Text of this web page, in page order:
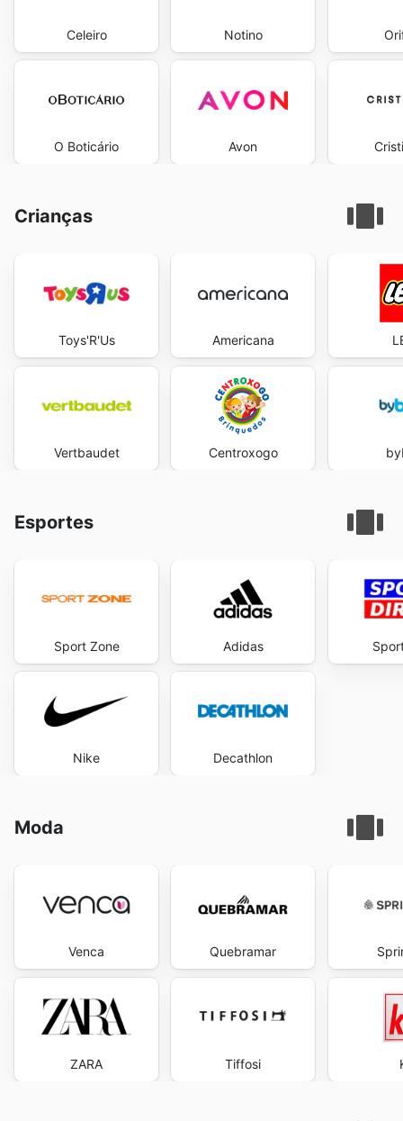
Celeiro
O Boticário
Notino
Avon
Crianças
Toys'R'Us
Vertbaudet
Americana
Centroxogo
Esportes
Sport Zone
Nike
Adidas
Decathlon
Moda
Venca
ZARA
Quebramar
Tiffosi